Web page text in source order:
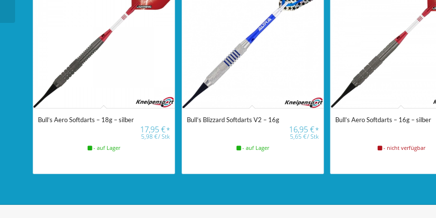
Bull’s Aero Softdarts – 18g – silber
17,95€*
5,98€/Stk
- auf Lager
Bull’s Blizzard Softdarts V2 – 16g
16,95€*
5,65 €/Stk
- auf Lager
Bull’s Aero Softdarts – 16g – silber
- nicht verfügbar